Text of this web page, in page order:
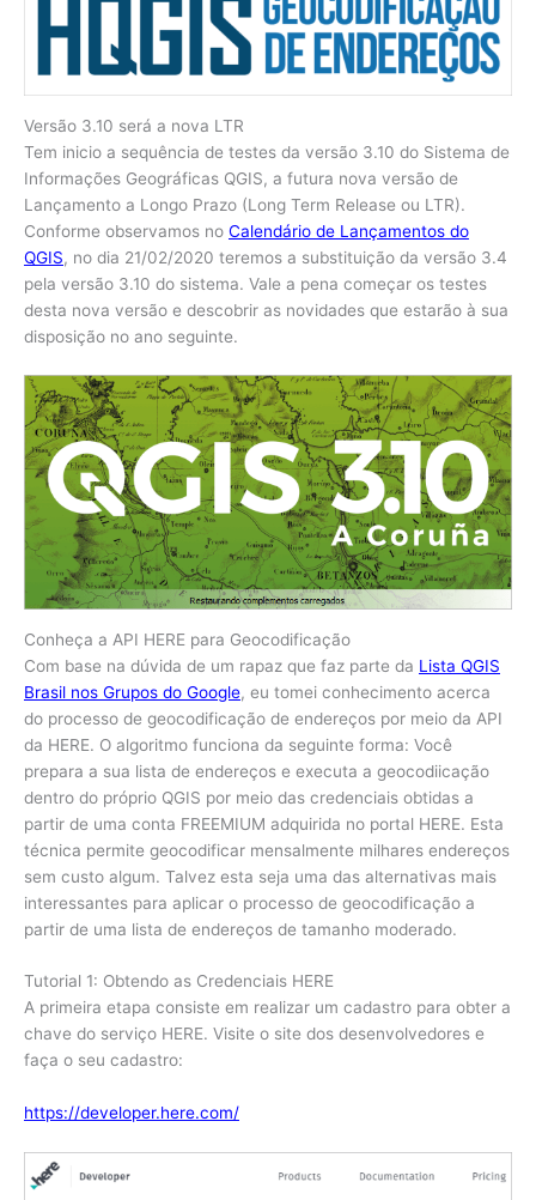
Versão 3.10 será a nova LTR
Tem inicio a sequência de testes da versão 3.10 do Sistema de
Informações Geográficas QGIS, a futura nova versão de
Lançamento a Longo Prazo (Long Term Release ou LTR).
Conforme observamos no Calendário de Lançamentos do
QGIS, no dia 21/02/2020 teremos a substituição da versão 3.4
pela versão 3.10 do sistema. Vale a pena começar os testes
desta nova versão e descobrir as novidades que estarão à sua
disposição no ano seguinte.
Conheça a API HERE para Geocodificação
Com base na dúvida de um rapaz que faz parte da Lista QGIS
Brasil nos Grupos do Google, eu tomei conhecimento acerca
do processo de geocodificação de endereços por meio da API
da HERE. O algoritmo funciona da seguinte forma: Você
prepara a sua lista de endereços e executa a geocodiicação
dentro do próprio QGIS por meio das credenciais obtidas a
partir de uma conta FREEMIUM adquirida no portal HERE. Esta
técnica permite geocodificar mensalmente milhares endereços
sem custo algum. Talvez esta seja uma das alternativas mais
interessantes para aplicar o processo de geocodificação a
partir de uma lista de endereços de tamanho moderado.
Tutorial 1: Obtendo as Credenciais HERE
A primeira etapa consiste em realizar um cadastro para obter a
chave do serviço HERE. Visite o site dos desenvolvedores e
faça o seu cadastro:
https://developer.here.com/